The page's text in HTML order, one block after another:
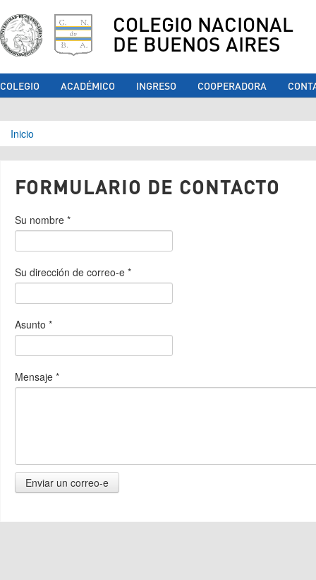
COLEGIO NACIONAL
DE BUENOS AIRES
COLEGIO ACADÉMICO INGRESO COOPERADORA
Se encuentra usted aquí
Inicio
FORMULARIO DE CONTACTO
Su nombre *
Su dirección de correo-e *
Asunto *
Mensaje *